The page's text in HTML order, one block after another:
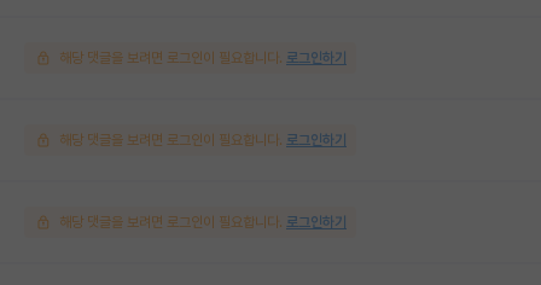
해당 댓글을 보려면 로그인이 필요합니다. 로그인하기
해당 댓글을 보려면 로그인이 필요합니다. 로그인하기
해당 댓글을 보려면 로그인이 필요합니다. 로그인하기